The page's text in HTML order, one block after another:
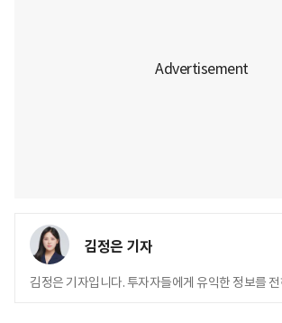
김정은 기자
김정은 기자입니다. 투자자들에게 유익한 정보를